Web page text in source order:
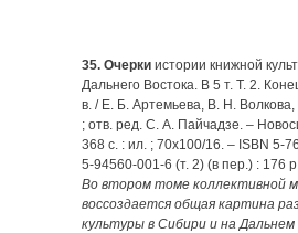
35. Очерки истории книжной
Дальнего Востока. В 5 т. Т. 2.
в. / Е. Б. Артемь­ева, В. Н.
; отв. ред. С. А. Пайчадзе. –
368 с. : ил. ; 70х100/16. – ISBN 5-
5-94560-001-6 (т. 2) (в пер.) : 176
Во втором томе коллективной
воссоздается общая картина
культуры в Сибири и на